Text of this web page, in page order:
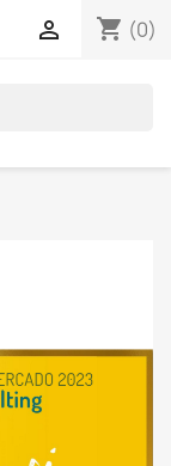
shopping_cart (0)
